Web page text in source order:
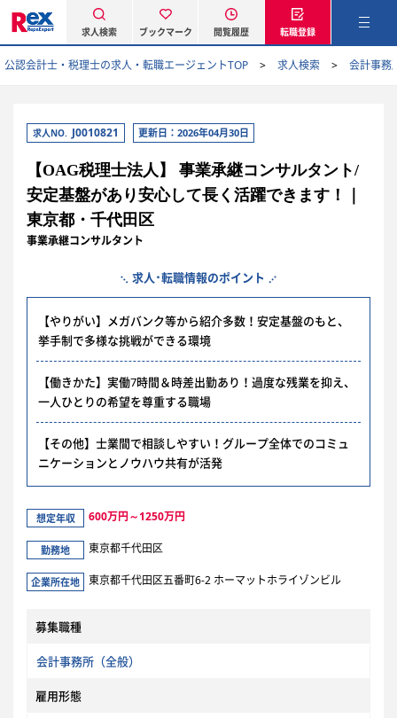
求人検索 ブックマーク 閲覧履歴 転職登録
公認会計士・税理士の求人・転職エージェントTOP 求人検索 会計事務
求人NO. J0010821 更新日：2026年04月30日
【OAG税理士法人】 事業承継コンサルタント/
安定基盤があり安心して長く活躍できます！｜
東京都・千代田区
事業承継コンサルタント
求人･転職情報のポイント
【やりがい】メガバンク等から紹介多数！安定基盤のもと、
挙手制で多様な挑戦ができる環境
【働きかた】実働7時間＆時差出勤あり！過度な残業を抑え、
一人ひとりの希望を尊重する職場
【その他】士業間で相談しやすい！グループ全体でのコミュ
ニケーションとノウハウ共有が活発
想定年収 600万円～1250万円
勤務地 東京都千代田区
企業所在地 東京都千代田区五番町6-2 ホーマットホライゾンビル
募集職種
会計事務所（全般）
雇用形態